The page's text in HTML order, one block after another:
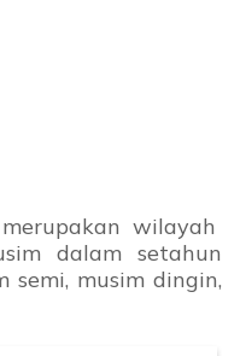
wilayah
dalam setahun
semi, musim dingin,